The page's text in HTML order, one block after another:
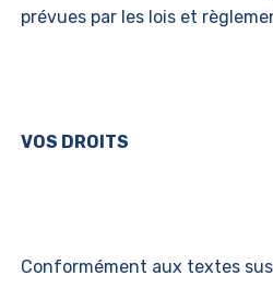
prévues par les lois et
VOS DROITS
Conformément aux textes